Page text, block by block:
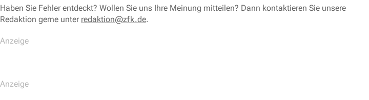
Haben Sie Fehler entdeckt? Wollen Sie uns Ihre Meinung mitteilen? Dann kontaktieren Sie unsere
Redaktion gerne unter redaktion@zfk.de.